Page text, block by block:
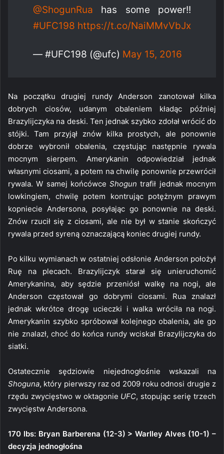
@ShogunRua has some power!!
#UFC198 https://t.co/NaiMMvVbJx
— #UFC198 (@ufc) May 15, 2016
Na początku drugiej rundy Anderson zanotował kilka
dobrych ciosów, udanym obaleniem kładąc później
Brazylijczyka na deski. Ten jednak szybko zdołał wrócić do
stójki. Tam przyjął znów kilka prostych, ale ponownie
dobrze wybronił obalenia, częstując następnie rywala
mocnym sierpem. Amerykanin odpowiedział jednak
własnymi ciosami, a potem na chwilę ponownie przewrócił
rywala. W samej końcówceShogun trafił jednak mocnym
lowkingiem, chwilę potem kontrując potężnym prawym
kopniecie Andersona, posyłając go ponownie na deski.
Znów rzucił się z ciosami, ale nie był w stanie skończyć
rywala przed syreną oznaczającą koniec drugiej rundy.
Po kilku wymianach w ostatniej odsłonie Anderson położył
Ruę na plecach. Brazylijczyk starał się unieruchomić
Amerykanina, aby sędzie przeniósł walkę na nogi, ale
Anderson częstował go dobrymi ciosami. Rua znalazł
jednak wkrótce drogę ucieczki i walka wróciła na nogi.
Amerykanin szybko spróbował kolejnego obalenia, ale go
nie znalazł, choć do końca rundy wciskał Brazylijczyka do
siatki.
Ostatecznie sędziowie niejednogłośnie wskazali na
Shoguna, który pierwszy raz od 2009 roku odnosi drugie z
rzędu zwycięstwo w oktagonie UFC, stopując serię trzech
zwycięstw Andersona.
170 lbs: Bryan Barberena (12-3) > Warlley Alves (10-1) –
decyzja jednogłośna